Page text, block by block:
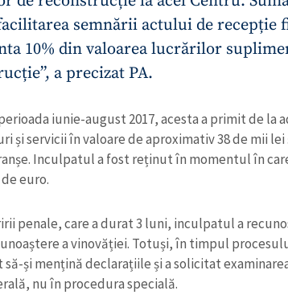
semnării actului de recepție
10% din valoarea lucrărilor
a precizat PA.
iunie-august 2017, acesta a primit de la
și servicii în valoare de aproximativ 38 de mii lei
Inculpatul a fost reținut în momentul în
euro.
penale, care a durat 3 luni, inculpatul a
a vinovăției. Totuși, în timpul
să-și mențină declarațiile și a solicitat
nu în procedura specială.
ȘTIREA MEA
Fotografie + Încarcă imagine
Link media + Link media